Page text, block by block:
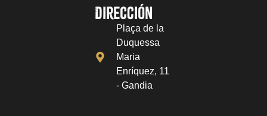
Dirección
Plaça de la
Duquessa
Maria
Enríquez, 11
- Gandia